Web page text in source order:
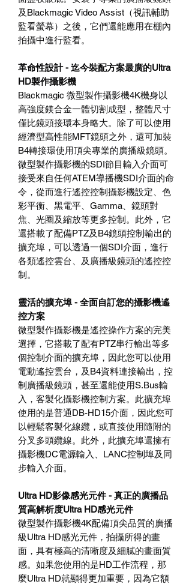
及Blackmagic Video Assist（視訊輔助
監看螢幕）之後，它們還能應用在棚內
拍攝中進行監看。
革命性設計 - 迄今裝配方案最廣的Ultra
HD製作攝影機
Blackmagic 微型製作攝影機4K機身以
高強度鎂合金一體切割成型，整體尺寸
僅比鏡頭接環本身略大。除了可以使用
經濟型高性能MFT鏡頭之外，還可加裝
B4轉接環使用頂尖專業的廣播級鏡頭。
微型製作攝影機的SDI節目輸入介面可
接受來自任何ATEM導播機SDI介面的命
令，從而進行遙控控制攝影機設定、色
彩平衡、黑電平、Gamma、鏡頭對
焦、光圈及縮放等更多控制。此外，它
還搭載了配備PTZ及B4鏡頭控制輸出的
擴充埠，可以透過一個SDI介面，進行
各類遙控雲台、及廣播級鏡頭的遙控控
制。
靈活的擴充埠 - 全面自訂您的攝影機遙
控方案
微型製作攝影機是遙控操作方案的完美
選擇，它搭載了配有PTZ串行輸出等多
個控制介面的擴充埠，因此您可以使用
電動遙控雲台，及B4資料連接輸出，控
制廣播級鏡頭，甚至還能使用S.Bus輸
入，客製化攝影機控制方案。此擴充埠
使用的是普通DB-HD15介面，因此您可
以輕鬆客製化線纜，或直接使用隨附的
分叉多頭纜線。此外，此擴充埠還擁有
攝影機DC電源輸入、LANC控制埠及同
步輸入介面。
Ultra HD影像感光元件 - 真正的廣播品
質高解析度Ultra HD感光元件
微型製作攝影機4K配備頂尖品質的廣播
級Ultra HD感光元件，拍攝所得的畫
面，具有極高的清晰度及細膩的畫面質
感。如果您使用的是HD工作流程，那
麼Ultra HD就顯得更加重要，因為它額